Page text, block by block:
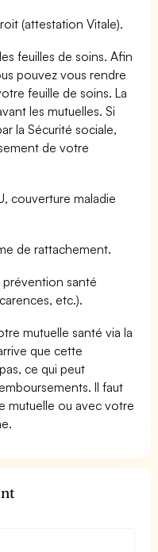
(attestation Vitale).
feuilles de soins. Afin
pouvez vous rendre
feuille de soins. La
les mutuelles. Si
la Sécurité sociale,
de votre
couverture maladie
de rattachement.
santé
etc.).
mutuelle santé via la
que cette
ce qui peut
Il faut
mutuelle ou avec votre